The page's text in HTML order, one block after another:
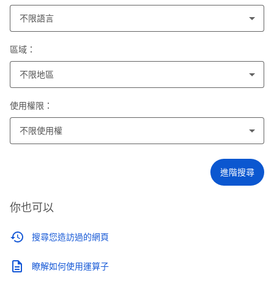
不限語言
區域：
不限地區
使用權限：
不限使用權
進階搜尋
你也可以
搜尋您造訪過的網頁
瞭解如何使用運算子